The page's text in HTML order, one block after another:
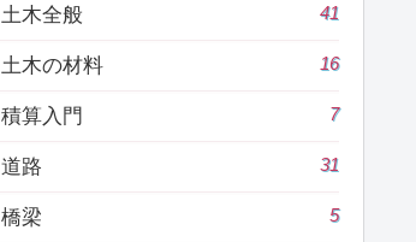
土木全般 41
土木の材料 16
積算入門 7
道路 31
橋梁 5